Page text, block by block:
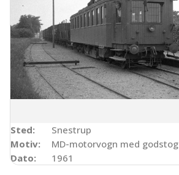
Sted:
Snestrup
Motiv:
MD-motorvogn med godstog
Dato:
1961